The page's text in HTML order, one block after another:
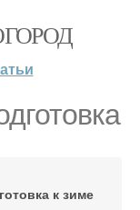
к зиме